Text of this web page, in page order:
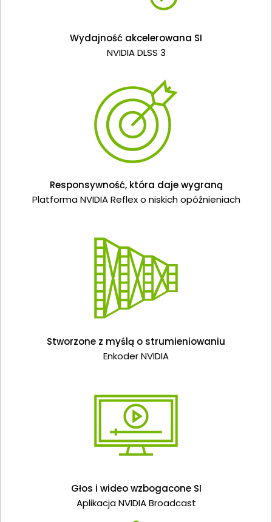
Wydajność akcelerowana SI
NVIDIA DLSS 3
Responsywność, która daje wygraną
Platforma NVIDIA Reflex o niskich opóźnieniach
Stworzone z myślą o strumieniowaniu
Enkoder NVIDIA
Głos i wideo wzbogacone SI
Aplikacja NVIDIA Broadcast